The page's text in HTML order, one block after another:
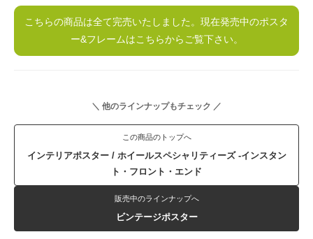
こちらの商品は全て完売いたしました。現在発売中のポスタ
ー&フレームはこちらからご覧下さい。
＼ 他のラインナップもチェック ／
この商品のトップへ
インテリアポスター / ホイールスペシャリティーズ -インスタン
ト・フロント・エンド
販売中のラインナップへ
ビンテージポスター